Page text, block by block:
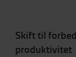
Skift til
produktivitet